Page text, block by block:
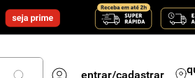
entrar/cadastrar